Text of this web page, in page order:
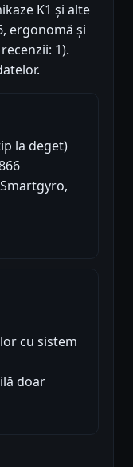
K1 și alte
ergonomă și
1).
la deget)
cu sistem
doar